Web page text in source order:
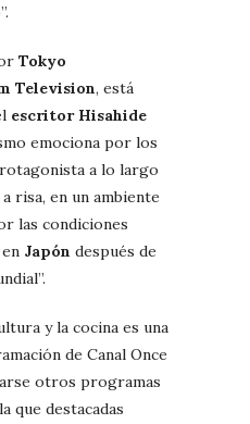
Tokyo
Television, está
escritor Hisahide
emociona por los
a lo largo
risa, en un ambiente
las condiciones
Japón después de
y la cocina es una
de Canal Once
otros programas
que destacadas